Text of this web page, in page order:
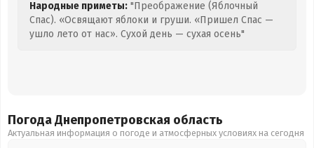
Народные приметы: "Преображение (Яблочный
Спас). «Освящают яблоки и груши. «Пришел Спас —
ушло лето от нас». Сухой день — сухая осень"
Погода Днепропетровская область
Актуальная информация о погоде и атмосферных условиях на сегодня